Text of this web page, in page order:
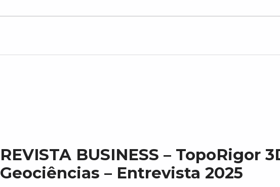
REVISTA BUSINESS – TopoRigor
Geociências – Entrevista 2025